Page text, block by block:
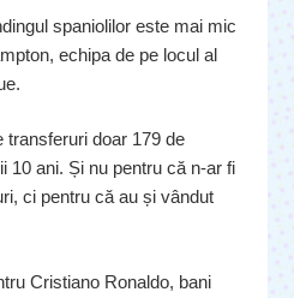
spaniolilor este mai mic
echipa de pe locul al
transferuri doar 179 de
10 ani. Și nu pentru că n-ar fi
ci pentru că au și vândut
Cristiano Ronaldo, bani